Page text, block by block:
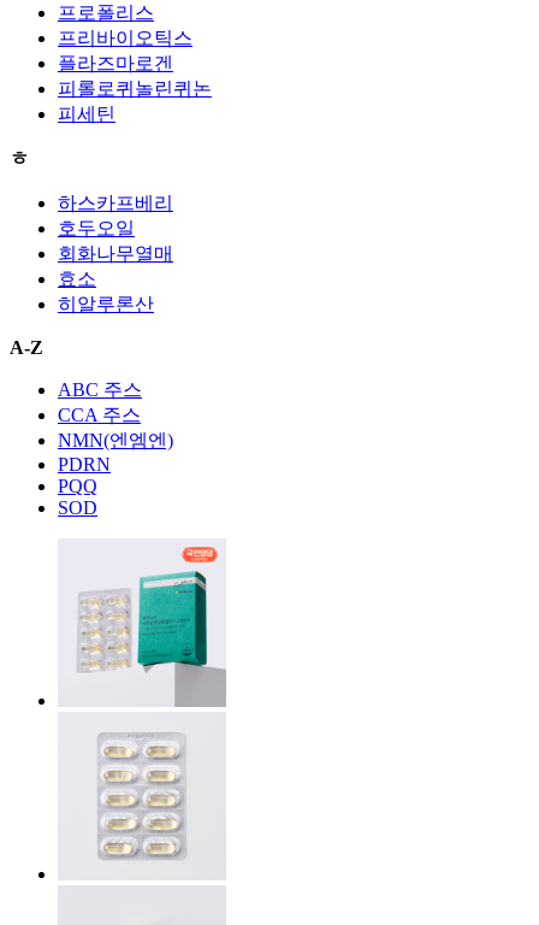
프로폴리스
프리바이오틱스
플라즈마로겐
피롤로퀴놀린퀴논
피세틴
ㅎ
하스카프베리
호두오일
회화나무열매
효소
히알루론산
A-Z
ABC 주스
CCA 주스
NMN(엔엠엔)
PDRN
PQQ
SOD